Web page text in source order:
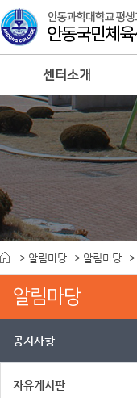
센터소개
알림마당 알림마당
알림마당
공지사항
자유게시판